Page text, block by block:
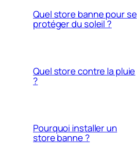
Quel store banne pour se
protéger du soleil ?
Quel store contre la pluie
?
Pourquoi installer un
store banne ?